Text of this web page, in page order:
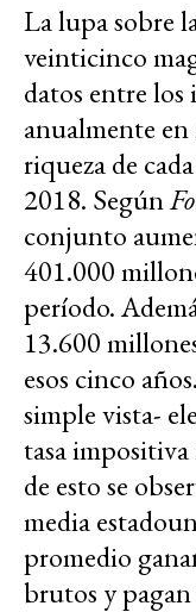
La lupa sobre
veinticinco
datos entre los
anualmente
riqueza de
2018. Según
conjunto
401.000
período.
13.600
esos cinco
simple vista-
tasa
de esto se
media
promedio
brutos y